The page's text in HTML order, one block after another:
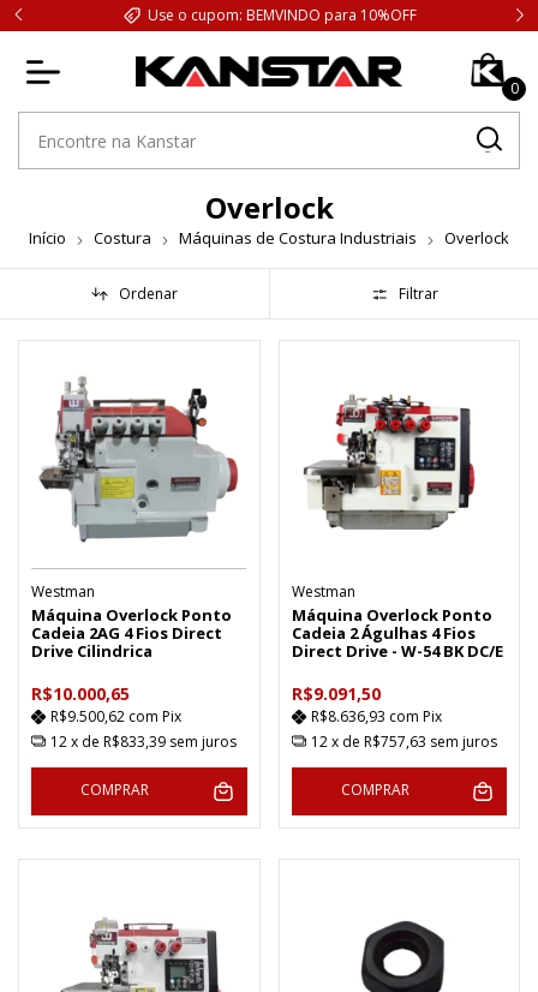
Use o cupom: BEMVINDO para 10%OFF
0
Overlock
Início Costura Máquinas de Costura Industriais Overlock
Ordenar Filtrar
Westman
Máquina Overlock Ponto
Cadeia 2AG 4 Fios Direct
Drive Cilindrica
R$10.000,65
R$9.500,62 com Pix
12x de R$833,39 sem juros
COMPRAR
Westman
Máquina Overlock Ponto
Cadeia 2 Águlhas 4 Fios
Direct Drive - W-54 BK DC/E
R$9.091,50
R$8.636,93 com Pix
12 x de R$757,63 sem juros
COMPRAR